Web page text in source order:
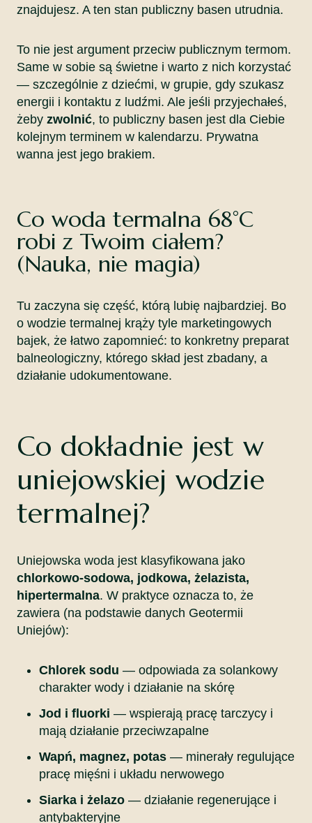
znajdujesz. A ten stan publiczny basen utrudnia.
To nie jest argument przeciw publicznym termom.
Same w sobie są świetne i warto z nich korzystać
— szczególnie z dziećmi, w grupie, gdy szukasz
energii i kontaktu z ludźmi. Ale jeśli przyjechałeś,
żeby zwolnić, to publiczny basen jest dla Ciebie
kolejnym terminem w kalendarzu. Prywatna
wanna jest jego brakiem.
Co woda termalna 68°C
robi z Twoim ciałem?
(Nauka, nie magia)
Tu zaczyna się część, którą lubię najbardziej. Bo
o wodzie termalnej krąży tyle marketingowych
bajek, że łatwo zapomnieć: to konkretny preparat
balneologiczny, którego skład jest zbadany, a
działanie udokumentowane.
Co dokładnie jest w
uniejowskiej wodzie
termalnej?
Uniejowska woda jest klasyfikowana jako
chlorkowo-sodowa, jodkowa, żelazista,
hipertermalna. W praktyce oznacza to, że
zawiera (na podstawie danych Geotermii
Uniejów):
Chlorek sodu — odpowiada za solankowy
charakter wody i działanie na skórę
Jod i fluorki — wspierają pracę tarczycy i
mają działanie przeciwzapalne
Wapń, magnez, potas — minerały regulujące
pracę mięśni i układu nerwowego
Siarka i żelazo — działanie regenerujące i
antybakteryjne